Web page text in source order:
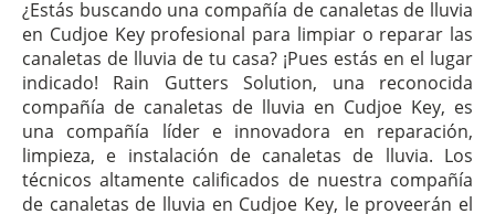
¿Estás buscando una compañía de canaletas de lluvia
en Cudjoe Key profesional para limpiar o reparar las
canaletas de lluvia de tu casa? ¡Pues estás en el lugar
indicado! Rain Gutters Solution, una reconocida
compañía de canaletas de lluvia en Cudjoe Key, es
una compañía líder e innovadora en reparación,
limpieza, e instalación de canaletas de lluvia. Los
técnicos altamente calificados de nuestra compañía
de canaletas de lluvia en Cudjoe Key, le proveerán el